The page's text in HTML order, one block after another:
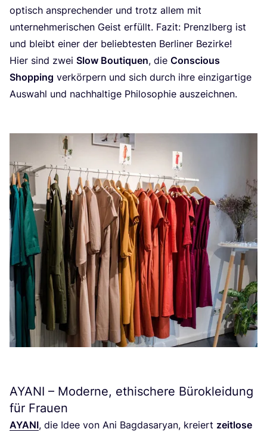
optisch anspre­chen­der und trotz allem mit
unter­neh­me­ri­schen Geist erfüllt. Fazit: Prenz­l­berg ist
und bleibt einer der belieb­tes­ten Ber­li­ner Bezirke!
Hier sind zwei Slow Bou­ti­quen, die Con­scious
Shop­ping ver­kör­pern und sich durch ihre ein­zig­ar­ti­ge
Aus­wahl und nach­hal­ti­ge Phi­lo­so­phie aus­zeich­nen.
AYANI – Moderne, ethischere Bürokleidung
für Frauen
AYA­NI, die Idee von Ani Bag­da­sa­ryan, kre­iert zeit­lo­se